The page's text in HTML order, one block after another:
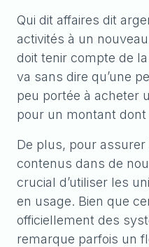
Qui dit affaires dit
activités à un
doit tenir compte de
va sans dire qu’une
peu portée à acheter
pour un montant dont
De plus, pour
contenus dans de
crucial d’utiliser les
en usage. Bien que
officiellement des
remarque parfois un